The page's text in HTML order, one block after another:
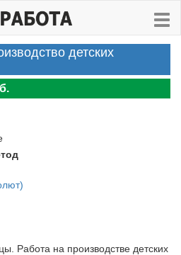
детских
Работа на производстве детских